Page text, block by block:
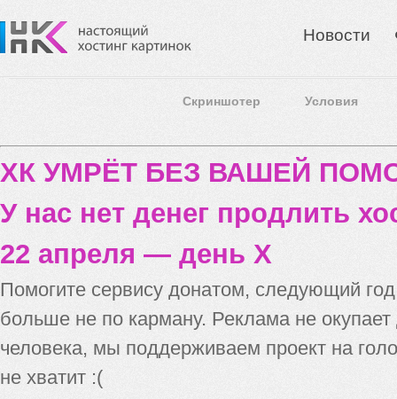
Новости
Скриншотер Условия
ХК УМРЁТ БЕЗ ВАШЕЙ
У нас нет денег продлить
22 апреля — день X
Помогите сервису донатом, следующий
больше не по карману. Реклама не
человека, мы поддерживаем проект на
не хватит :(